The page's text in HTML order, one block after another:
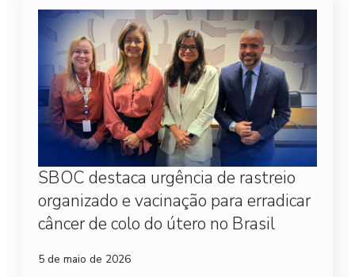
SBOC destaca urgência de rastreio
organizado e vacinação para erradicar
câncer de colo do útero no Brasil
5 de maio de 2026